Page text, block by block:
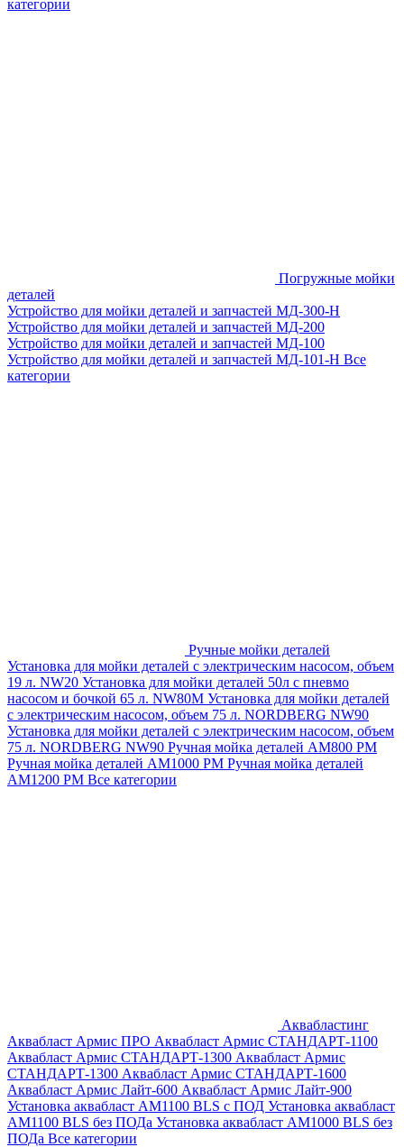
категории
Погружные мойки
деталей
Устройство для мойки деталей и запчастей МД-300-H
Устройство для мойки деталей и запчастей МД-200
Устройство для мойки деталей и запчастей МД-100
Устройство для мойки деталей и запчастей МД-101-Н Все
категории
Ручные мойки деталей
Установка для мойки деталей с электрическим насосом, объем
19 л. NW20 Установка для мойки деталей 50л с пневмо
насосом и бочкой 65 л. NW80M Установка для мойки деталей
с электрическим насосом, объем 75 л. NORDBERG NW90
Установка для мойки деталей с электрическим насосом, объем
75 л. NORDBERG NW90 Ручная мойка деталей АМ800 РМ
Ручная мойка деталей АМ1000 РМ Ручная мойка деталей
АМ1200 РМ Все категории
Аквабластинг
Аквабласт Армис ПРО Аквабласт Армис СТАНДАРТ-1100
Аквабласт Армис СТАНДАРТ-1300 Аквабласт Армис
СТАНДАРТ-1300 Аквабласт Армис СТАНДАРТ-1600
Аквабласт Армис Лайт-600 Аквабласт Армис Лайт-900
Установка аквабласт AM1100 BLS с ПОД Установка аквабласт
AM1100 BLS без ПОДа Установка аквабласт AM1000 BLS без
ПОДа Все категории